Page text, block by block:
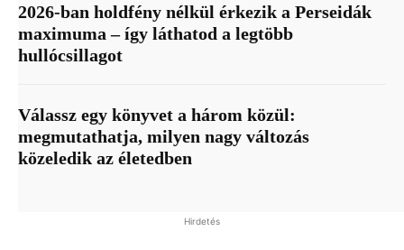
2026-ban holdfény nélkül érkezik a Perseidák
maximuma – így láthatod a legtöbb
hullócsillagot
Válassz egy könyvet a három közül:
megmutathatja, milyen nagy változás
közeledik az életedben
Hirdetés